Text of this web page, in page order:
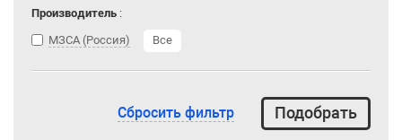
Производитель :
МЗСА (Россия)
Все
Сбросить фильтр